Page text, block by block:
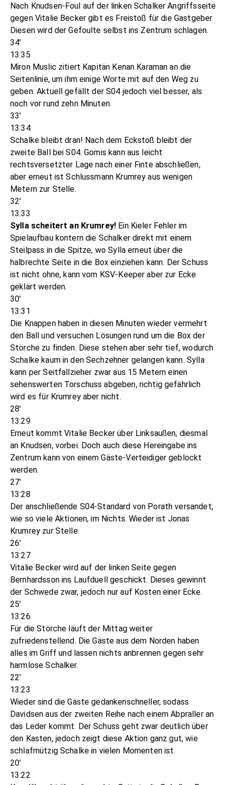
Nach Knudsen-Foul auf der linken Schalker Angriffsseite
gegen Vitalie Becker gibt es Freistoß für die Gastgeber.
Diesen wird der Gefoulte selbst ins Zentrum schlagen.
34'
13:35
Miron Muslic zitiert Kapitän Kenan Karaman an die
Seitenlinie, um ihm einige Worte mit auf den Weg zu
geben. Aktuell gefällt der S04 jedoch viel besser, als
noch vor rund zehn Minuten.
33'
13:34
Schalke bleibt dran! Nach dem Eckstoß bleibt der
zweite Ball bei S04. Gomis kann aus leicht
rechtsversetzter Lage nach einer Finte abschließen,
aber erneut ist Schlussmann Krumrey aus wenigen
Metern zur Stelle.
32'
13:33
Sylla scheitert an Krumrey! Ein Kieler Fehler im
Spielaufbau kontern die Schalker direkt mit einem
Steilpass in die Spitze, wo Sylla erneut über die
halbrechte Seite in die Box einziehen kann. Der Schuss
ist nicht ohne, kann vom KSV-Keeper aber zur Ecke
geklärt werden.
30'
13:31
Die Knappen haben in diesen Minuten wieder vermehrt
den Ball und versuchen Lösungen rund um die Box der
Störche zu finden. Diese stehen aber sehr tief, wodurch
Schalke kaum in den Sechzehner gelangen kann. Sylla
kann per Seitfallzieher zwar aus 15 Metern einen
sehenswerten Torschuss abgeben, richtig gefährlich
wird es für Krumrey aber nicht.
28'
13:29
Erneut kommt Vitalie Becker über Linksaußen, diesmal
an Knudsen, vorbei. Doch auch diese Hereingabe ins
Zentrum kann von einem Gäste-Verteidiger geblockt
werden.
27'
13:28
Der anschließende S04-Standard von Porath versandet,
wie so viele Aktionen, im Nichts. Wieder ist Jonas
Krumrey zur Stelle.
26'
13:27
Vitalie Becker wird auf der linken Seite gegen
Bernhardsson ins Laufduell geschickt. Dieses gewinnt
der Schwede zwar, jedoch nur auf Kosten einer Ecke.
25'
13:26
Für die Störche läuft der Mittag weiter
zufriedenstellend. Die Gäste aus dem Norden haben
alles im Griff und lassen nichts anbrennen gegen sehr
harmlose Schalker.
22'
13:23
Wieder sind die Gäste gedankenschneller, sodass
Davidsen aus der zweiten Reihe nach einem Abpraller an
das Leder kommt. Der Schuss geht zwar deutlich über
den Kasten, jedoch zeigt diese Aktion ganz gut, wie
schlafmützig Schalke in vielen Momenten ist.
20'
13:22